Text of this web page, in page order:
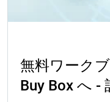
無料ワーク
Buy Box へ -